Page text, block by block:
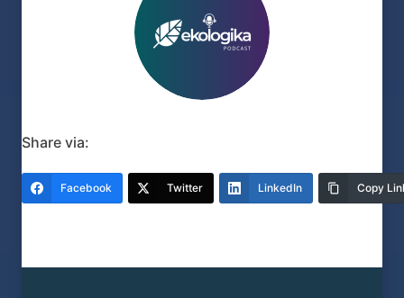
Share via:
Facebook Twitter LinkedIn Copy